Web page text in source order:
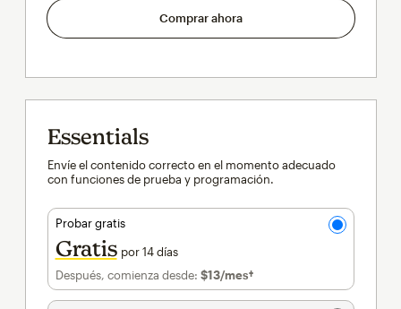
Comprar ahora
Essentials
Envíe el contenido correcto en el momento adecuado
con funciones de prueba y programación.
Probar gratis
Gratis por 14 días
Después, comienza desde: $13/mes†al mes†